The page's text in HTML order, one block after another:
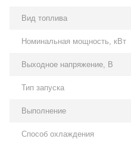
Вид топлива
Номинальная мощность, кВт
Выходное напряжение, В
Тип запуска
Выполнение
Способ охлаждения